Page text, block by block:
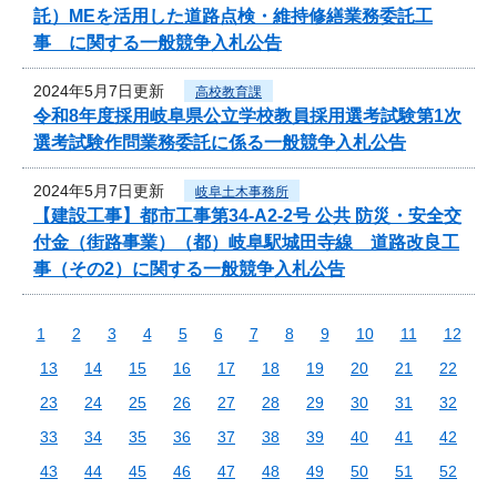
託）MEを活用した道路点検・維持修繕業務委託工
事 に関する一般競争入札公告
2024年5月7日更新 高校教育課
令和8年度採用岐阜県公立学校教員採用選考試験第1次
選考試験作問業務委託に係る一般競争入札公告
2024年5月7日更新 岐阜土木事務所
【建設工事】都市工事第34-A2-2号 公共 防災・安全交
付金（街路事業）（都）岐阜駅城田寺線 道路改良工
事（その2）に関する一般競争入札公告
1 2 3 4 5 6 7 8 9 10 11
12
13
14 15 16 17 18 19 20 21
22
23
24 25 26 27 28 29 30 31
32
33
34 35 36 37 38 39 40 41
42
43
44 45 46 47 48 49 50 51
52